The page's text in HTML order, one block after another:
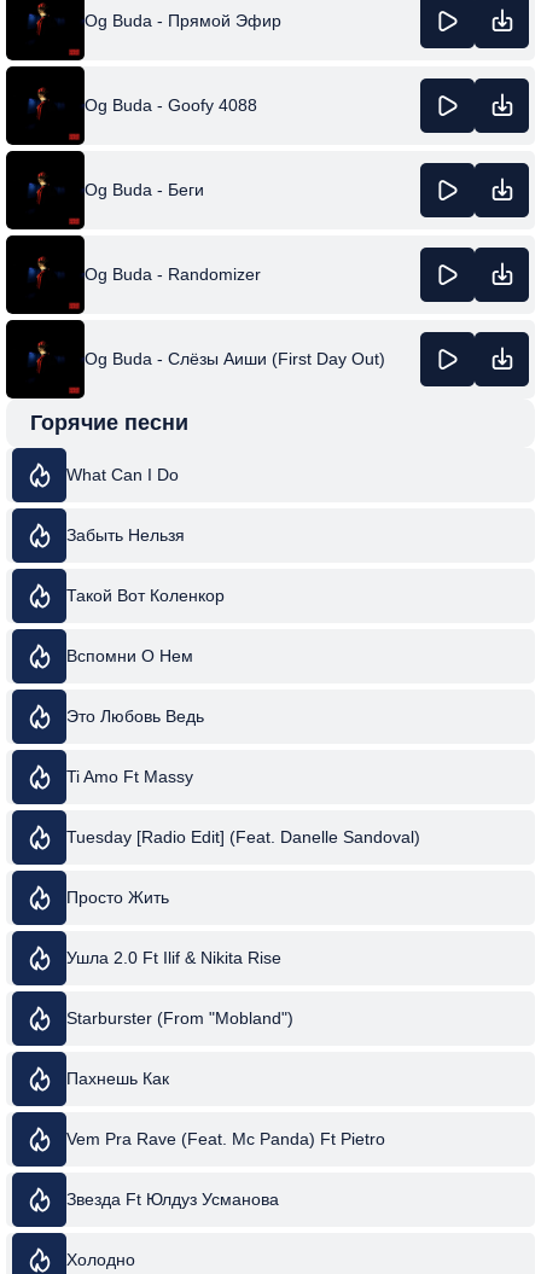
Og Buda - Прямой Эфир
Og Buda - Goofy 4088
Og Buda - Беги
Og Buda - Randomizer
Og Buda - Слёзы Аиши (First Day Out)
Горячие песни
What Can I Do
Зaбыть Нельзя
Такой Вот Коленкор
Вспомни О Нем
Это Любовь Ведь
Ti Amo Ft Massy
Tuesday [Radio Edit] (Feat. Danelle Sandoval)
Просто Жить
Ушла 2.0 Ft Ilif & Nikita Rise
Starburster (From "Mobland")
Пахнешь Как
Vem Pra Rave (Feat. Mc Panda) Ft Pietro
Звезда Ft Юлдуз Усманова
Холодно